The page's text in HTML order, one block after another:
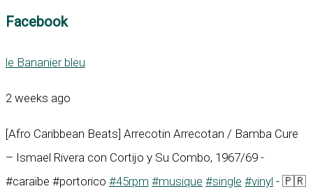
Facebook
le Bananier bleu
2 weeks ago
[Afro Caribbean Beats] Arrecotin Arrecotan / Bamba Cure
– Ismael Rivera con Cortijo y Su Combo, 1967/69 -
#caraïbe #portorico #45rpm #musique #single #vinyl - 🇵🇷